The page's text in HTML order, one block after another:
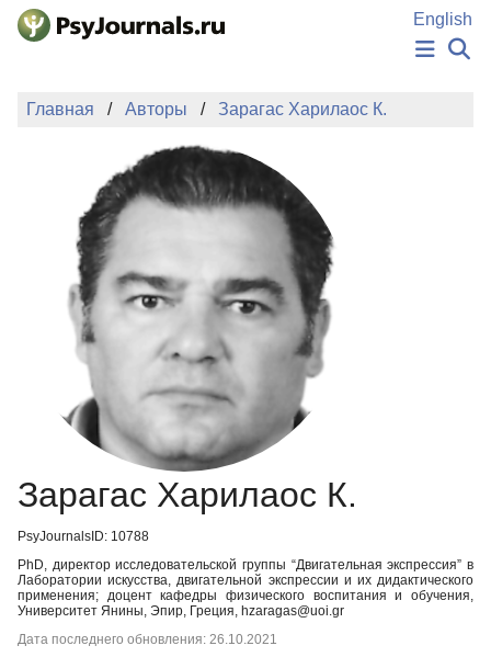
Перейти к основному содержанию
English
НОВОСТИ
АВТОРЫ
ПОДАТЬ РУКОПИСЬ
БАЗА ЗНАНИЙ
КЛЮЧЕВЫЕ СЛОВА
Регистрация
Главная Авторы Зарагас Харилаос К.
Зарагас Харилаос К.
PsyJournalsID: 10788
PhD, директор исследовательской группы “Двигательная экспрессия” в
Лаборатории искусства, двигательной экспрессии и их дидактического
применения; доцент кафедры физического воспитания и обучения,
Университет Янины, Эпир, Греция, hzaragas@uoi.gr
Дата последнего обновления: 26.10.2021